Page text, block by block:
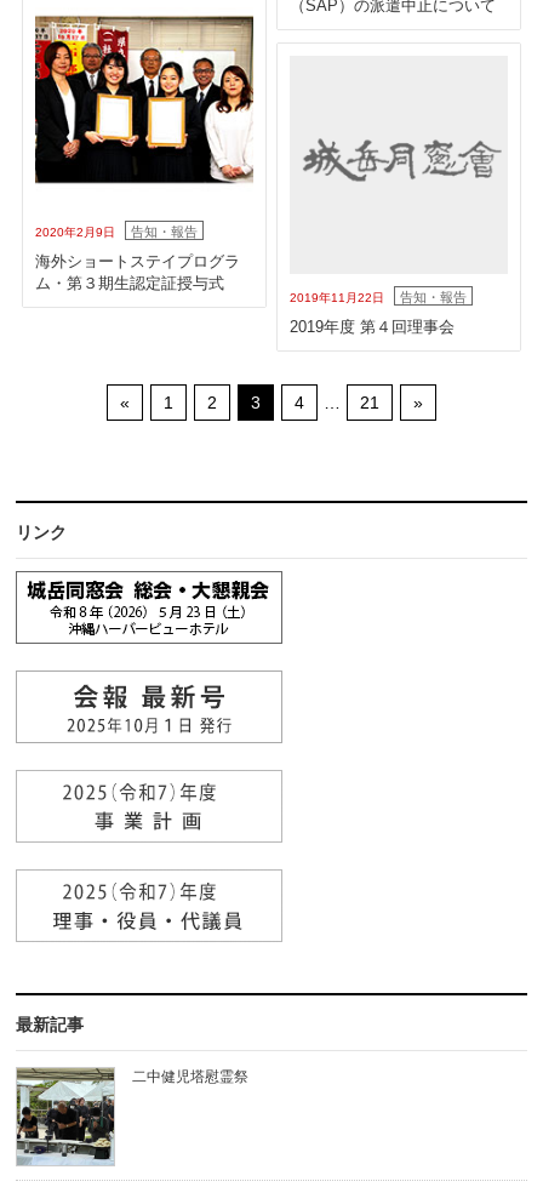
（SAP）の派遣中止について
2020年2月9日 告知・報告
海外ショートステイプログラ
ム・第３期生認定証授与式
2019年11月22日 告知・報告
2019年度 第４回理事会
« 1 2 3 4 21 »
リンク
最新記事
二中健児塔慰霊祭